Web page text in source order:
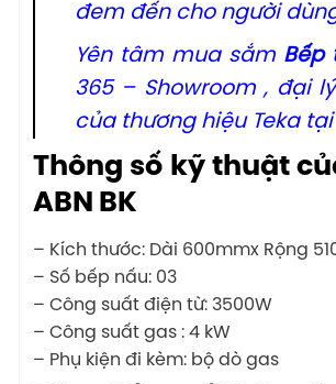
đem đến cho người
Yên tâm mua sắm Bếp
365 – Showroom , đại
của thương hiệu Teka
Thông số kỹ thuật
ABN BK
– Kích thước: Dài 600mmx Rộng
– Số bếp nấu: 03
– Công suất điện từ: 3500W
– Công suất gas : 4 kW
– Phụ kiện đi kèm: bộ dò gas